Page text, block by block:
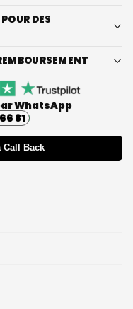
DES
WhatsApp
81
Call Back